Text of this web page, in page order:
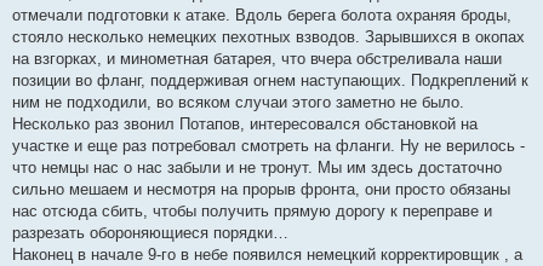
отмечали подготовки к атаке. Вдоль берега болота охраняя броды,
стояло несколько немецких пехотных взводов. Зарывшихся в окопах
на взгорках, и минометная батарея, что вчера обстреливала наши
позиции во фланг, поддерживая огнем наступающих. Подкреплений к
ним не подходили, во всяком случаи этого заметно не было.
Несколько раз звонил Потапов, интересовался обстановкой на
участке и еще раз потребовал смотреть на фланги. Ну не верилось -
что немцы нас о нас забыли и не тронут. Мы им здесь достаточно
сильно мешаем и несмотря на прорыв фронта, они просто обязаны
нас отсюда сбить, чтобы получить прямую дорогу к переправе и
разрезать обороняющиеся порядки…
Наконец в начале 9-го в небе появился немецкий корректировщик , а